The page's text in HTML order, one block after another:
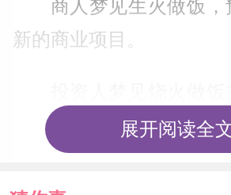
商人梦见生火做饭
新的商业项目。
财运小有回升，投资的心
牙尖嘴厉，再加上的严密
展开阅读全